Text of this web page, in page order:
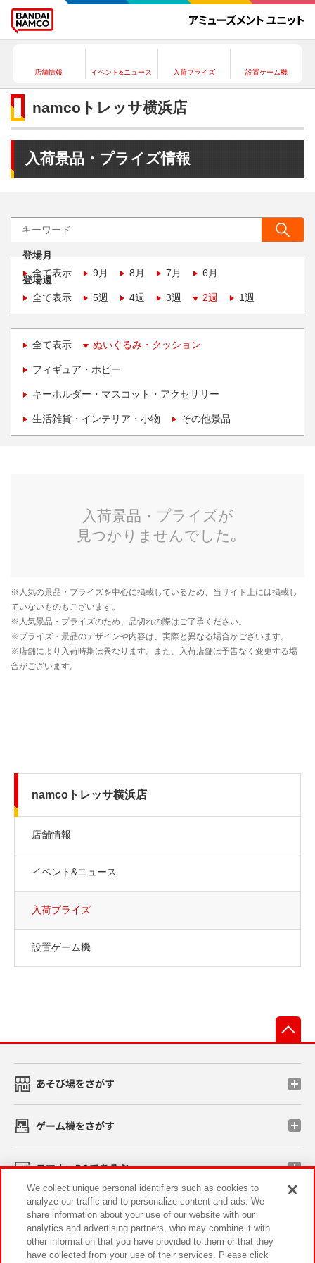
店舗情報 イベント&ニュース 入荷プライズ 設置ゲーム機
namcoトレッサ横浜店
入荷景品・プライズ情報
登場月
全て表示
9月 8月 7月 6月
登場週
全て表示
5週 4週 3週 2週 1週
全て表示 ぬいぐるみ・クッション
フィギュア・ホビー
キーホルダー・マスコット・アクセサリー
生活雑貨・インテリア・小物 その他景品
namcoトレッサ横浜店
店舗情報
イベント&ニュース
入荷プライズ
設置ゲーム機
あそび場をさがす
ゲーム機をさがす
スマホ・PCであそぶ
イベント・キャンペーン
We collect unique personal identifiers such as cookies to
analyze our traffic and to personalize content and ads. We
share information about your use of our website with our
analytics and advertising partners, who may combine it with
other information that you have provided to them or that they
have collected from your use of their services. Please click